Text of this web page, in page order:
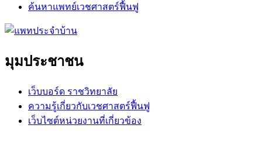
ค้นหาแพทย์เวชศาสตร์ฟื้นฟู
มุมประชาชน
เว็บบอร์ด ราชวิทยาลัย
ความรู้เกี่ยวกับเวชศาสตร์ฟื้นฟู
เว็บไซต์หน่วยงานที่เกี่ยวข้อง